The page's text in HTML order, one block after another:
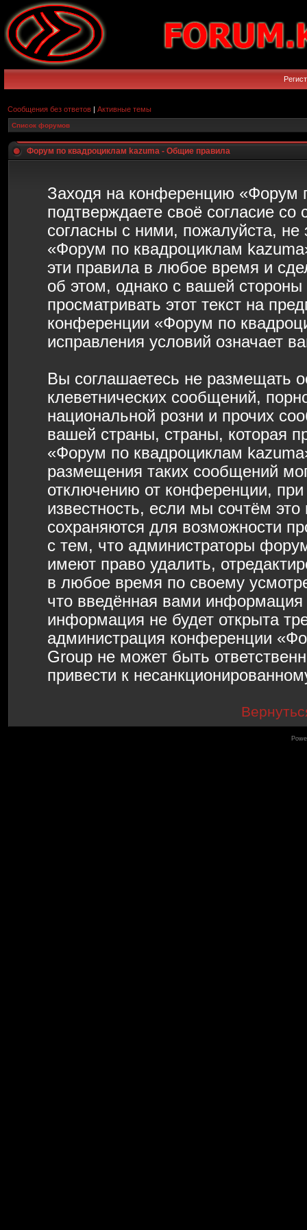
Сообщения без ответов | Активные темы
Список форумов
Форум по квадроциклам kazuma - Общие правила
Заходя на конференцию «Форум
подтверждаете своё согласие
согласны с ними, пожалуйста,
«Форум по квадроциклам
эти правила в любое время и
об этом, однако с вашей
просматривать этот текст на
конференции «Форум по
исправления условий означает
Вы соглашаетесь не размещать
клеветнических сообщений,
национальной розни и прочих
вашей страны, страны, которая
«Форум по квадроциклам
размещения таких сообщений
отключению от конференции,
известность, если мы сочтём
сохраняются для возможности
с тем, что администраторы
имеют право удалить,
в любое время по своему
что введённая вами информация
информация не будет открыта
администрация конференции
Group не может быть
привести к